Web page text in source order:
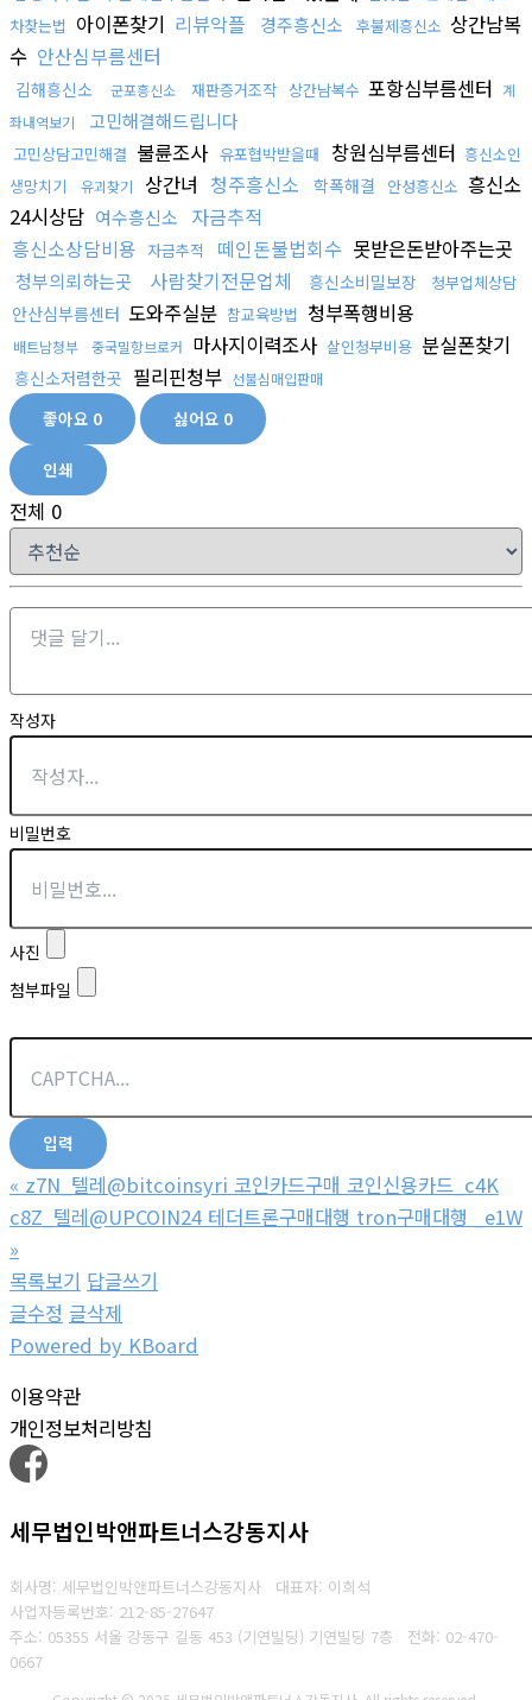
차찾는법 아이폰찾기 리뷰악플 경주흥신소 후불제흥신소 상간남복
수 안산심부름센터
김해흥신소 군포흥신소 재판증거조작 상간남복수 포항심부름센터 계
좌내역보기
고민해결해드립니다
고민상담고민해결 불륜조사 유포협박받을때 창원심부름센터 흥신소인
생망치기
유괴찾기 상간녀 청주흥신소 학폭해결 안성흥신소 흥신소
24시상담 여수흥신소
자금추적
흥신소상담비용 자금추적 떼인돈불법회수 못받은돈받아주는곳
청부의뢰하는곳 사람찾기전문업체 흥신소비밀보장 청부업체상담
안산심부름센터 도와주실분 참교육방법 청부폭행비용
배트남청부 중국밀항브로커 마사지이력조사 살인청부비용 분실폰찾기
흥신소저렴한곳 필리핀청부 선불심매입판매
좋아요 0 싫어요 0
인쇄
전체 0
작성자
비밀번호
사진
첨부파일
« z7N_텔레@bitcoinsyri 코인카드구매 코인신용카드_c4K
c8Z_텔레@UPCOIN24 테더트론구매대행 tron구매대행 _e1W
»
목록보기 답글쓰기
글수정 글삭제
Powered by KBoard
이용약관
개인정보처리방침
세무법인박앤파트너스강동지사
회사명: 세무법인박앤파트너스강동지사 대표자: 이희석
사업자등록번호: 212-85-27647
주소: 05355 서울 강동구 길동 453 (기연빌딩) 기연빌딩 7층 전화: 02-470-
0667